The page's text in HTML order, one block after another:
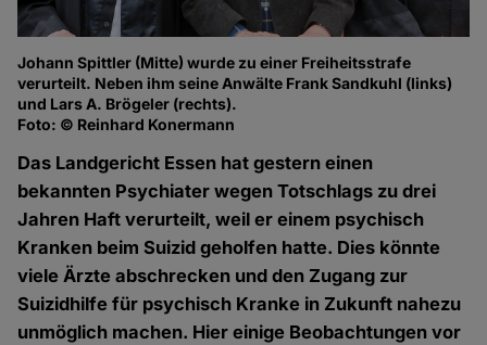
Johann Spittler (Mitte) wurde zu einer Freiheitsstrafe
verurteilt. Neben ihm seine Anwälte Frank Sandkuhl (links)
und Lars A. Brögeler (rechts).
Foto: © Reinhard Konermann
Das Landgericht Essen hat gestern einen
bekannten Psychiater wegen Totschlags zu drei
Jahren Haft verurteilt, weil er einem psychisch
Kranken beim Suizid geholfen hatte. Dies könnte
viele Ärzte abschrecken und den Zugang zur
Suizidhilfe für psychisch Kranke in Zukunft nahezu
unmöglich machen. Hier einige Beobachtungen vor